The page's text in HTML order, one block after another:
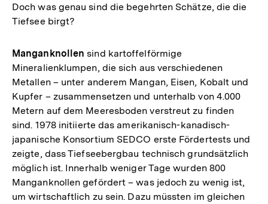
Doch was genau sind die begehrten Schätze, die die
Tiefsee birgt?
Manganknollen sind kartoffelförmige
Mineralienklumpen, die sich aus verschiedenen
Metallen – unter anderem Mangan, Eisen, Kobalt und
Kupfer – zusammensetzen und unterhalb von 4.000
Metern auf dem Meeresboden verstreut zu finden
sind. 1978 initiierte das amerikanisch-kanadisch-
japanische Konsortium SEDCO erste Fördertests und
zeigte, dass Tiefseebergbau technisch grundsätzlich
möglich ist. Innerhalb weniger Tage wurden 800
Manganknollen gefördert – was jedoch zu wenig ist,
um wirtschaftlich zu sein. Dazu müssten im gleichen